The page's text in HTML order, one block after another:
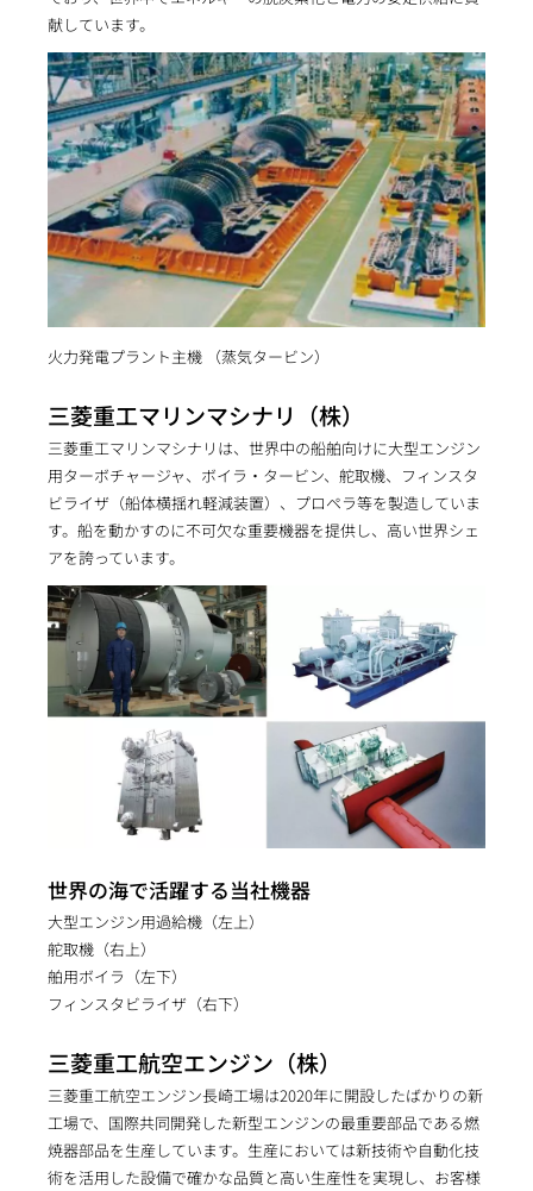
献しています。
火力発電プラント主機 （蒸気タービン）
三菱重工マリンマシナリ（株）
三菱重工マリンマシナリは、世界中の船舶向けに大型エンジン
用ターボチャージャ、ボイラ・タービン、舵取機、フィンスタ
ビライザ（船体横揺れ軽減装置）、プロペラ等を製造していま
す。船を動かすのに不可欠な重要機器を提供し、高い世界シェ
アを誇っています。
世界の海で活躍する当社機器
大型エンジン用過給機（左上）
舵取機（右上）
舶用ボイラ（左下）
フィンスタビライザ（右下）
三菱重工航空エンジン（株）
三菱重工航空エンジン長崎工場は2020年に開設したばかりの新
工場で、国際共同開発した新型エンジンの最重要部品である燃
焼器部品を生産しています。生産においては新技術や自動化技
術を活用した設備で確かな品質と高い生産性を実現し、お客様